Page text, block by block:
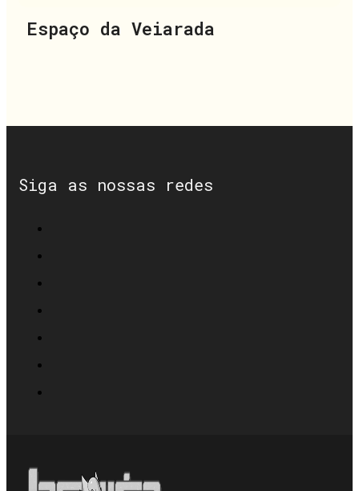
Espaço da Veiarada
Siga as nossas redes